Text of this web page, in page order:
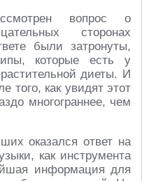
вопрос о
сторонах
были затронуты,
которые есть у
диеты. И
того, как увидят этот
многограннее, чем
оказался ответ на
как инструмента
информация для